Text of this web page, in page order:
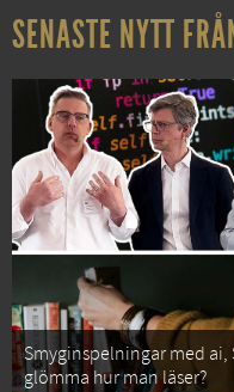
SENASTE NYTT
Smyginspelningar med ai,
glömma hur man läser?